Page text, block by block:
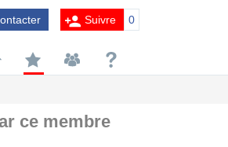
Suivre 0
ce membre